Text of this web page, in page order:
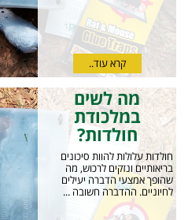
קרא עוד..
מה לשים
במלכודת
חולדות?
חולדות עלולות להוות סיכונים
בריאותיים ונזקים לרכוש, מה
שהופך אמצעי הדברה יעילים
לחיוניים. ההדברה חשובה ...